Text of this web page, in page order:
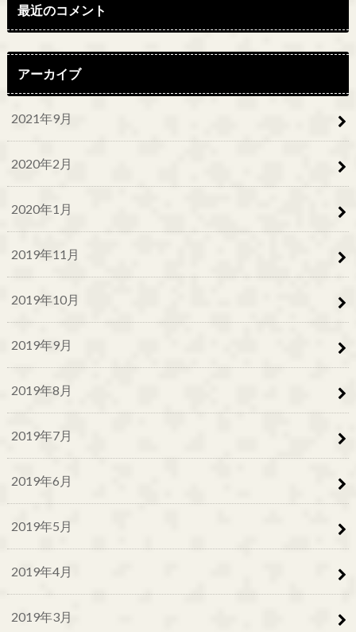
最近のコメント
アーカイブ
2021年9月
2020年2月
2020年1月
2019年11月
2019年10月
2019年9月
2019年8月
2019年7月
2019年6月
2019年5月
2019年4月
2019年3月